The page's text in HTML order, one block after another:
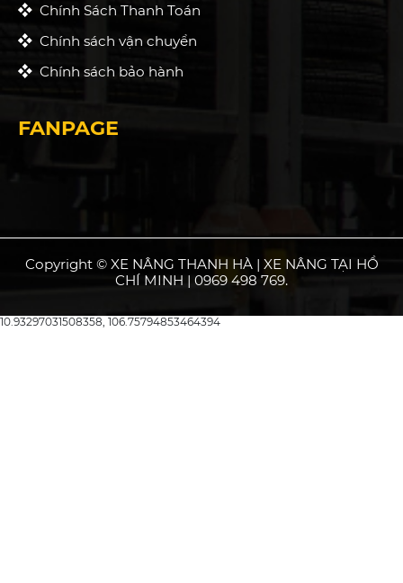
Chính Sách Thanh Toán
Chính sách vận chuyển
Chính sách bảo hành
FANPAGE
Copyright © XE NÂNG THANH HÀ | XE NÂNG TẠI HỒ
CHÍ MINH | 0969 498 769.
10.93297031508358, 106.75794853464394